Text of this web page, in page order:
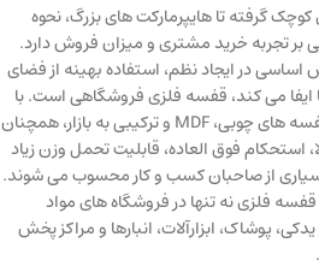
گرفته تا هایپرمارکت های بزرگ، نحوه
تجربه خرید مشتری و میزان فروش دارد.
در ایجاد نظم، استفاده بهینه از فضای
ایفا می کند، قفسه فلزی فروشگاهی است. با
وجود ورود مدل های متنوعی از قفسه های چوبی، MDF و ترکیبی به بازار، همچنان
استحکام فوق العاده، قابلیت تحمل وزن زیاد
از صاحبان کسب و کار محسوب می شوند.
فلزی نه تنها در فروشگاه های مواد
پوشاک، ابزارآلات، انبارها و مراکز پخش